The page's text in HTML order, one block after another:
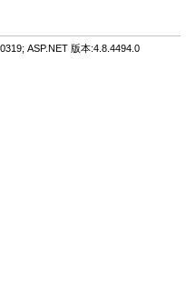
ASP.NET 版本:4.8.4494.0